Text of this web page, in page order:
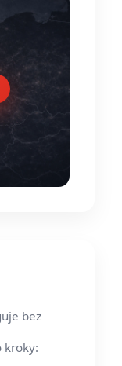
bez
kroky: